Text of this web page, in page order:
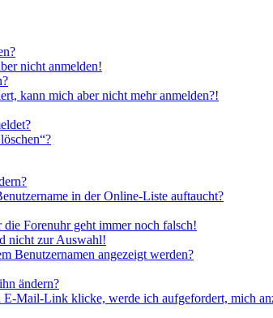
nicht anmelden!
kann mich aber nicht mehr anmelden?!
in der Online-Liste auftaucht?
Forenuhr geht immer noch falsch!
nicht zur Auswahl!
Benutzernamen angezeigt werden?
ändern?
E-Mail-Link klicke, werde ich aufgefordert, mich